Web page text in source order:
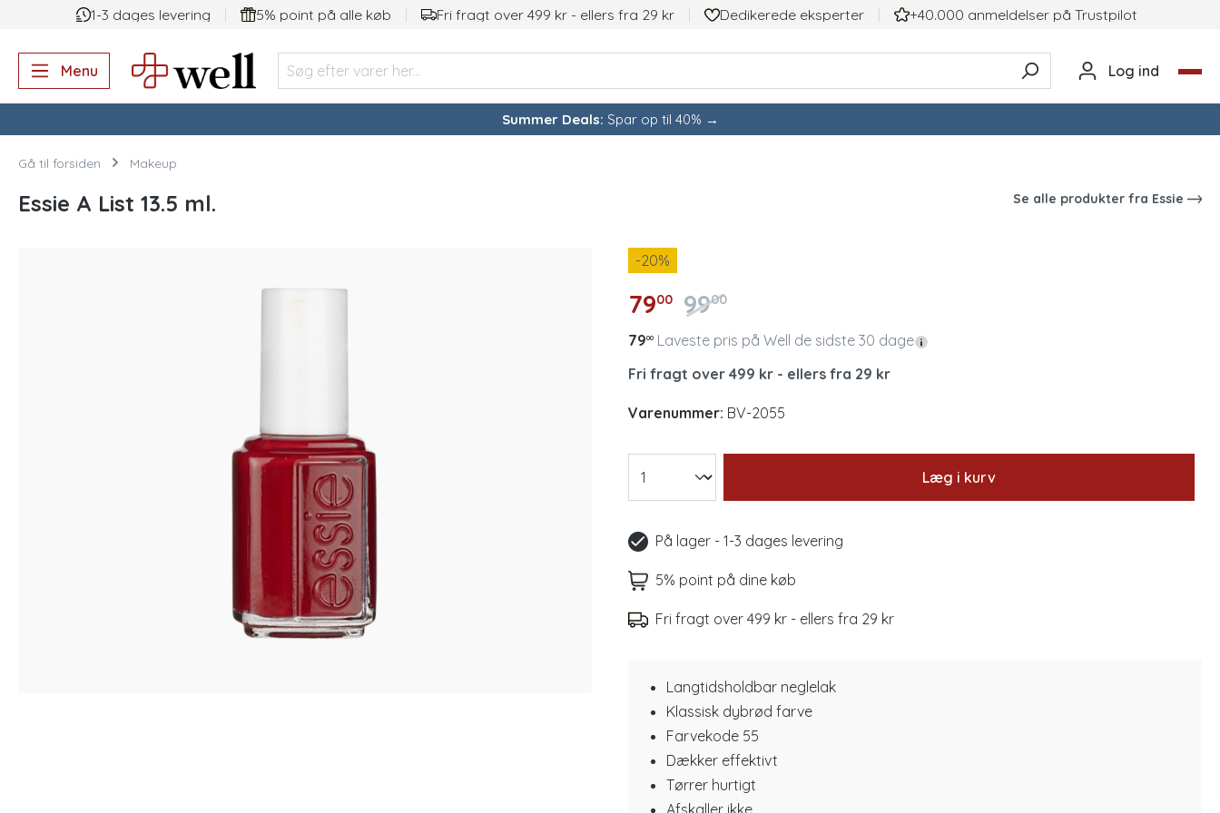
Gå til hovednavigation
1-3 dages levering 5% point på alle køb Fri fragt over 499 kr - ellers fra 29 kr Dedikerede eksperter +40.000 anmeldelser på TrustpiIot
Menu Log ind
Summer Deals: Spar op til 40% →
Gå til forsiden Makeup
Essie A List 13.5 ml. Se alle produkter fra Essie
-20%
7900 9900
7900 Laveste pris på Well de sidste 30 dage
Fri fragt over 499 kr - ellers fra 29 kr
Varenummer: BV-2055
Læg i kurv
På lager - 1-3 dages levering
5% point på dine køb
Fri fragt over 499 kr - ellers fra 29 kr
Langtidsholdbar neglelak
Klassisk dybrød farve
Farvekode 55
Dækker effektivt
Tørrer hurtigt
Afskaller ikke